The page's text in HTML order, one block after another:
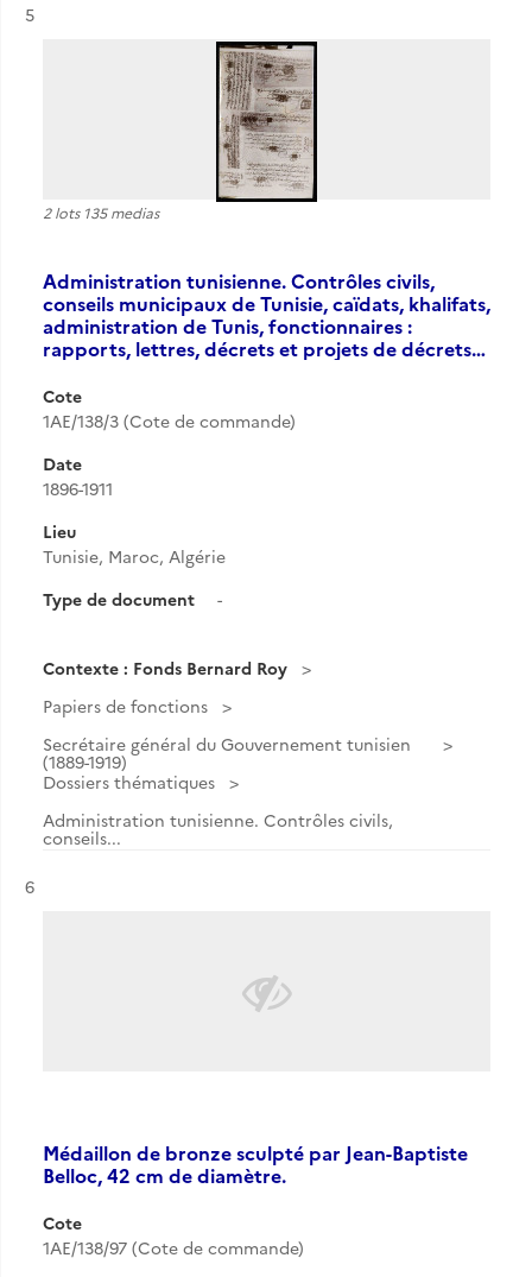
Résultat n°
5
2 lots 135 medias
Administration tunisienne. Contrôles civils,
conseils municipaux de Tunisie, caïdats, khalifats,
administration de Tunis, fonctionnaires :
rapports, lettres, décrets et projets de décrets…
Cote
1AE/138/3 (Cote de commande)
Date
1896-1911
Lieu
Tunisie, Maroc, Algérie
Type de document
-
Contexte : Fonds Bernard Roy
Papiers de fonctions
Secrétaire général du Gouvernement tunisien
(1889-1919)
Dossiers thématiques
Administration tunisienne. Contrôles civils,
conseils...
Résultat n°
6
Médaillon de bronze sculpté par Jean-Baptiste
Belloc, 42 cm de diamètre.
Cote
1AE/138/97 (Cote de commande)